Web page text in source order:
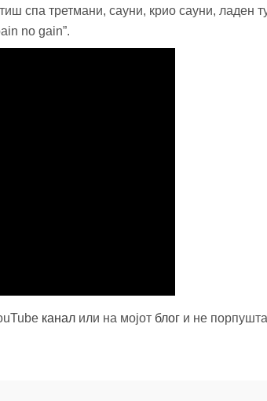
спа третмани, сауни, крио сауни, ладен
no gain”.
канал или на мојот блог и не